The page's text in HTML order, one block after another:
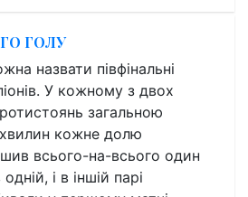
ГОЛУ
назвати півфінальні
У кожному з двох
загальною
кожне долю
всього-на-всього один
і в іншій парі